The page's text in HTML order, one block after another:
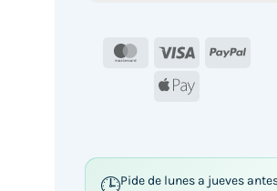
MasterCard
Visa
Apple
Pide de lunes a jueves